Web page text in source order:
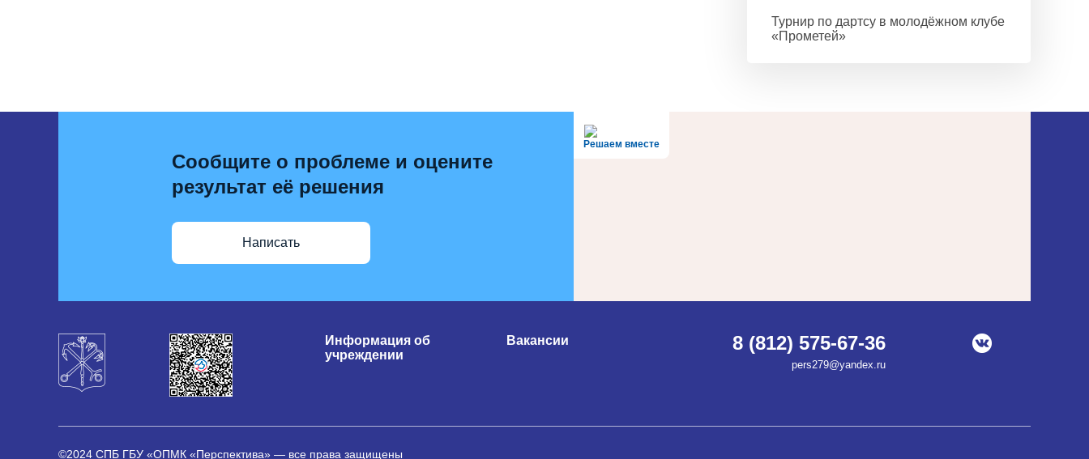
Турнир по дартсу в молодёжном клубе
«Прометей»
Решаем вместе
Сообщите о проблеме и оцените
результат её решения
Написать
Информация об
учреждении
Вакансии 8 (812) 575-67-36
pers279@yandex.ru
©2024 СПБ ГБУ «ОПМК «Перспектива» — все права защищены